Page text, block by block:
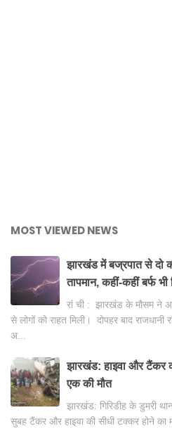
MOST VIEWED NEWS
झारखंड में बज्रपात से दो
तापमान, कहीं-कहीं बर्फ भी
रां ची : झारखंड के मौसम ने
से लोगों को राहत मिली। दोपहर बाद
अ...
झारखंड: हाइवा और टैंकर
एक की मौत
झारखंड: गिरिडीह के डुमरी
सुबह टैंकर और हाइवा की सीधी टक्कर होने का